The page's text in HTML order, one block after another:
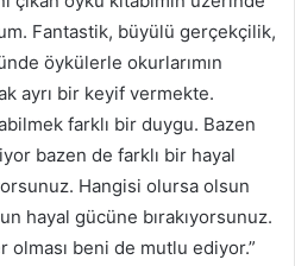
Fantastik, büyülü gerçekçilik,
öykülerle okurlarımın
ayrı bir keyif vermekte.
farklı bir duygu. Bazen
bazen de farklı bir hayal
Hangisi olursa olsun
hayal gücüne bırakıyorsunuz.
beni de mutlu ediyor.”